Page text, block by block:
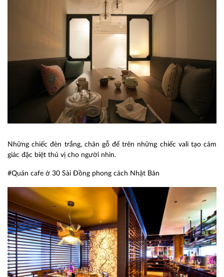
Những chiếc đèn trắng, chân gỗ để trên những chiếc vali tạo cảm
giác đặc biệt thú vị cho người nhìn.
#Quán cafe ở 30 Sài Đồng phong cách Nhật Bản